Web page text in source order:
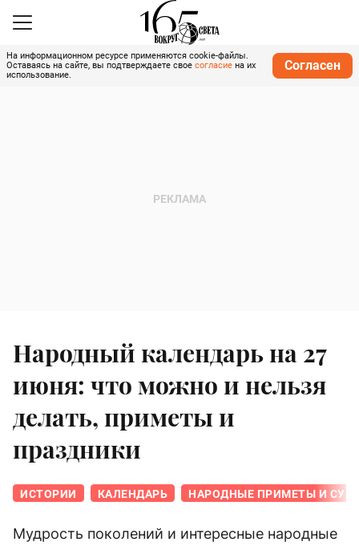
На информационном ресурсе применяются cookie-файлы.
Оставаясь на сайте, вы подтверждаете свое согласие на их
использование.
Согласен
Народный календарь на 27
июня: что можно и нельзя
делать, приметы и
праздники
ИСТОРИИ КАЛЕНДАРЬ НАРОДНЫЕ ПРИМЕТЫ И
Мудрость поколений и интересные народные